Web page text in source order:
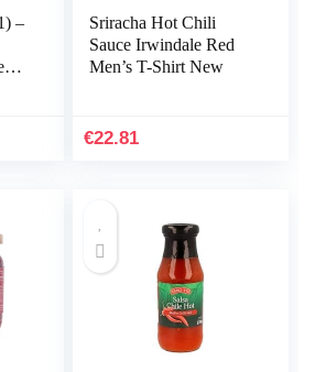
–
Sriracha Hot Chili
Sauce Irwindale Red
Men’s T-Shirt New
€22.81